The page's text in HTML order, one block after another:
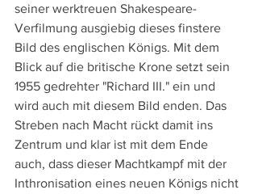
seiner werktreuen Shakespeare-
Verfilmung ausgiebig dieses finstere
Bild des englischen Königs. Mit dem
Blick auf die britische Krone setzt sein
1955 gedrehter "Richard III." ein und
wird auch mit diesem Bild enden. Das
Streben nach Macht rückt damit ins
Zentrum und klar ist mit dem Ende
auch, dass dieser Machtkampf mit der
Inthronisation eines neuen Königs nicht